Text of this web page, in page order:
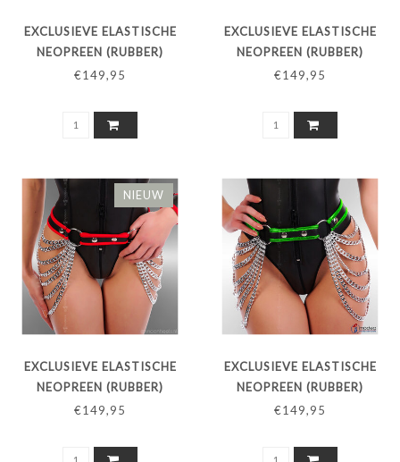
EXCLUSIEVE ELASTISCHE
NEOPREEN (RUBBER)
HEUPRIEM MET CRYSTAL
€149,95
EXCLUSIEVE ELASTISCHE
NEOPREEN (RUBBER)
HEUPRIEM MET KETTINGEN
€149,95
NIEUW
EXCLUSIEVE ELASTISCHE
NEOPREEN (RUBBER)
HEUPRIEM MET KETTINGEN
€149,95
EXCLUSIEVE ELASTISCHE
NEOPREEN (RUBBER)
HEUPRIEM MET KETTINGEN
€149,95